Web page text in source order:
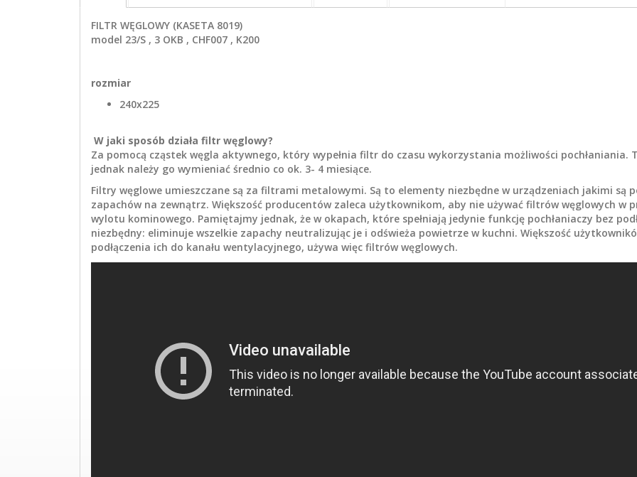
FILTR WĘGLOWY (KASETA 8019)
model 23/S , 3 OKB , CHF007 , K200
rozmiar
240x225
W jaki sposób działa filtr węglowy?
Za pomocą cząstek węgla aktywnego, który wypełnia filtr do czasu wykorzystania możliwości
jednak należy go wymieniać średnio co ok. 3- 4 miesiące.
Filtry węglowe umieszczane są za filtrami metalowymi. Są to elementy niezbędne w urządzeniach jakimi są
zapachów na zewnątrz. Większość producentów zaleca użytkownikom, aby nie używać filtrów węglowych w
wylotu kominowego. Pamiętajmy jednak, że w okapach, które spełniają jedynie funkcję pochłaniaczy bez
niezbędny: eliminuje wszelkie zapachy neutralizując je i odświeża powietrze w kuchni. Większość
podłączenia ich do kanału wentylacyjnego, używa więc filtrów węglowych.